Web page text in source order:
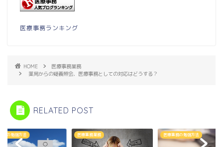
医療事務ランキング
HOME
医療事務業務
薬局からの疑義照会、医療事務としての対応はどうする？
RELATED POST
務業務 医療事務の勉強方法 医療事務の勉強方法